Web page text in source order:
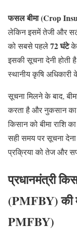
फसल बीमा(Crop
लेकिन इसमें तेजी और
को सबसे पहले72 घंटेके
इसकी सूचना देनी होती
स्थानीय कृषि अधिकारी
सूचना मिलने के बाद,
करता है और नुकसान
किसान को बीमा राशि
सही समय पर सूचना
प्रक्रिया को तेज और
प्रधानमंत्री
(PMFBY) की
PMFBY)